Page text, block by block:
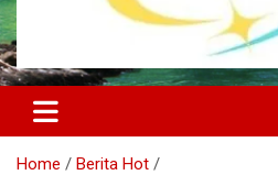
Kembar Multi
Home
Berita Hot